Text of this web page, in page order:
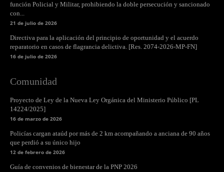
función Policial y Militar, prohibiendo la doble persecución y sancionado
con...
21 de julio de 2026
Directiva para la aplicación del principio de oportunidad y el acuerdo
reparatorio en casos de flagrancia delictiva. [Res. 2074-2026-MP-FN]
16 de julio de 2026
Comunidad
Proyecto de Ley de la Nueva Ley Orgánica del Ministerio Público [PL
14224/2025]
16 de marzo de 2026
Policías cargan ataúd por más de 2 km acompañando a anciana de 90 años
que perdió a su único hijo
12 de febrero de 2026
Guía de convenios de bienestar de la PNP 2026